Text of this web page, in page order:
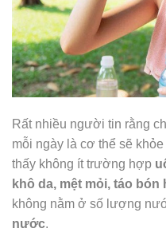
Rất nhiều người tin rằng
mỗi ngày là cơ thể sẽ
thấy không ít trường hợp
khô da, mệt mỏi, táo bón
không nằm ở số lượng
nước.